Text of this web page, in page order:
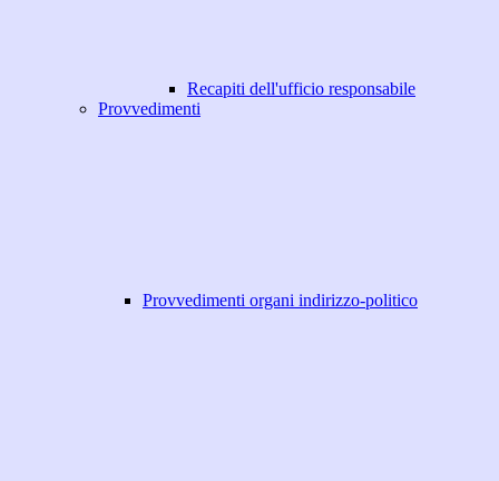
Recapiti dell'ufficio responsabile
Provvedimenti
Provvedimenti organi indirizzo-politico